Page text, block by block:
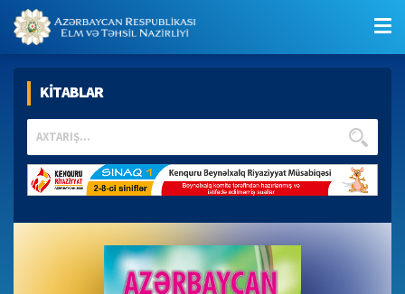
KİTABLAR